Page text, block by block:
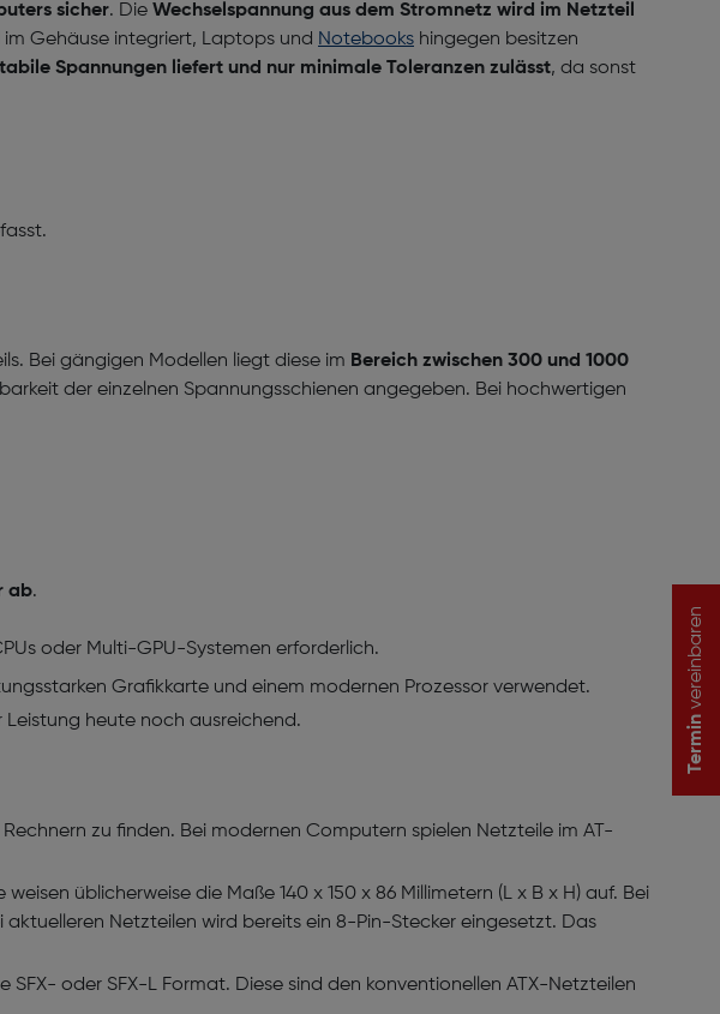
sicher. Die Wechselspannung aus dem Stromnetz wird im Netzteil
Gehäuse integriert, Laptops und Notebooks hingegen besitzen
Spannungen liefert und nur minimale Toleranzen zulässt, da sonst
Bei gängigen Modellen liegt diese im Bereich zwischen 300 und 1000
der einzelnen Spannungsschienen angegeben. Bei hochwertigen
ab.
oder Multi-GPU-Systemen erforderlich.
Grafikkarte und einem modernen Prozessor verwendet.
heute noch ausreichend.
zu finden. Bei modernen Computern spielen Netzteile im AT-
üblicherweise die Maße 140 x 150 x 86 Millimetern (L x B x H) auf. Bei
Netzteilen wird bereits ein 8-Pin-Stecker eingesetzt. Das
oder SFX-L Format. Diese sind den konventionellen ATX-Netzteilen
Termin
vereinbaren